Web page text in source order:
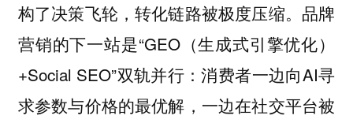
构了决策飞轮，转化链路被极度压缩。品牌
营销的下一站是“GEO（生成式引擎优化）
+Social SEO”双轨并行：消费者一边向AI寻
求参数与价格的最优解，一边在社交平台被